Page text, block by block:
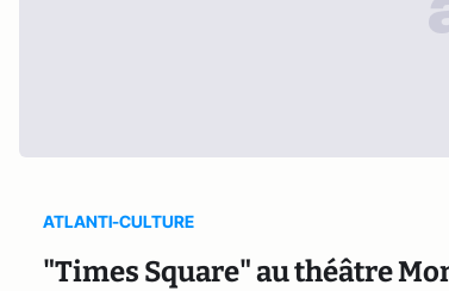
ATLANTI-CULTURE
"Times Square" au théâtre